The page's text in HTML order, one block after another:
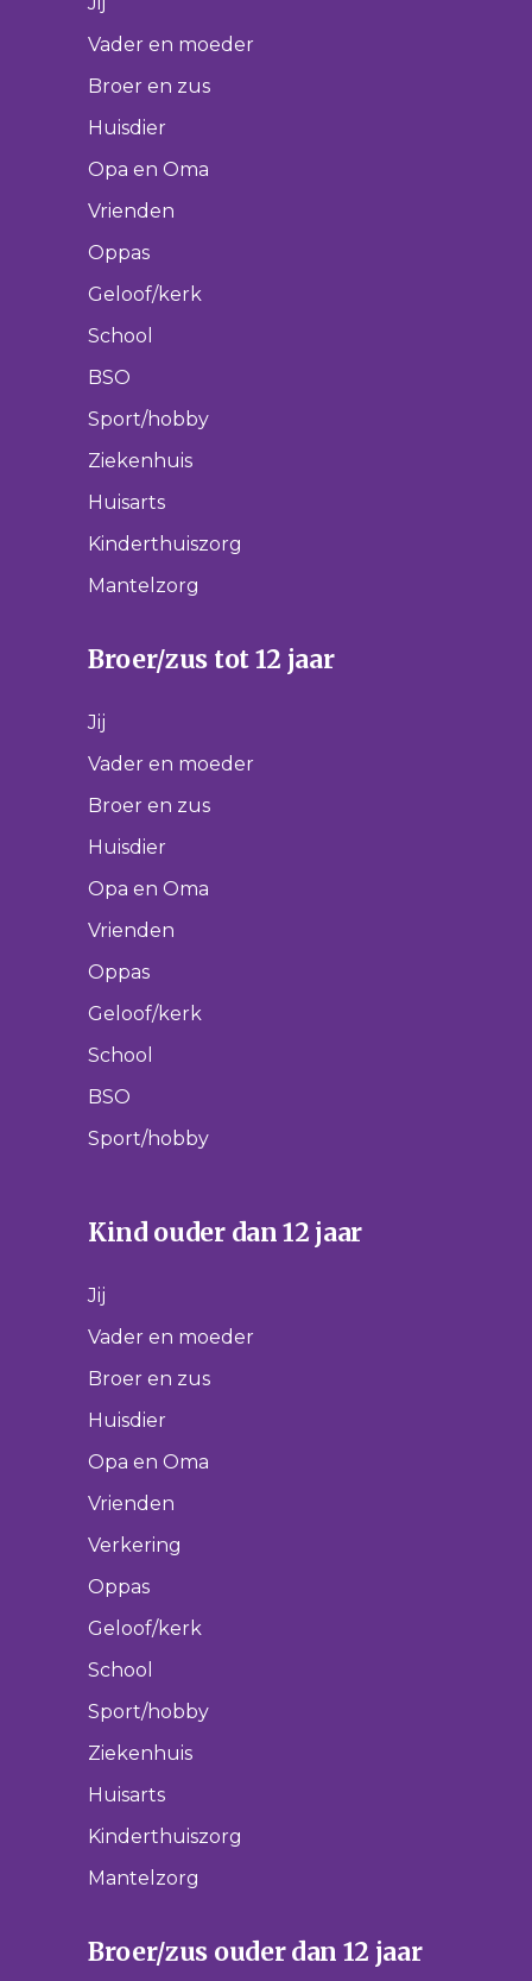
Vader en moeder
Broer en zus
Huisdier
Opa en Oma
Vrienden
Oppas
Geloof/kerk
School
BSO
Sport/hobby
Ziekenhuis
Huisarts
Kinderthuiszorg
Mantelzorg
Broer/zus tot 12 jaar
Jij
Vader en moeder
Broer en zus
Huisdier
Opa en Oma
Vrienden
Oppas
Geloof/kerk
School
BSO
Sport/hobby
Kind ouder dan 12 jaar
Jij
Vader en moeder
Broer en zus
Huisdier
Opa en Oma
Vrienden
Verkering
Oppas
Geloof/kerk
School
Sport/hobby
Ziekenhuis
Huisarts
Kinderthuiszorg
Mantelzorg
Broer/zus ouder dan 12 jaar